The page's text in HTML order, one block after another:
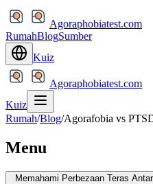
Agoraphobiatest.com
RumahBlogSumber
Kuiz
Agoraphobiatest.com
Kuiz
Rumah/Blog/Agorafobia vs
Menu
Memahami Perbezaan Teras